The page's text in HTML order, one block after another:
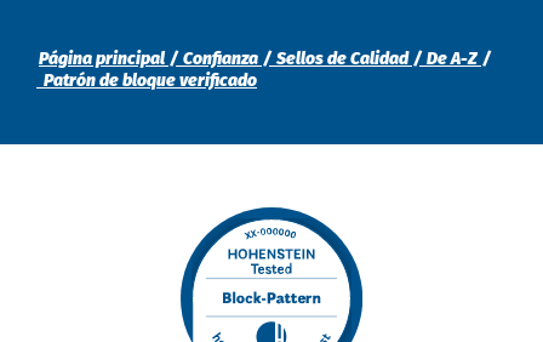
English
English
Indonesia
Acerca de Hohenstein
Eventos
Noticias - Industria
Descargas
Prensa (EN)
Página principal Confianza Sellos de Calidad
De A-Z
Patrón de bloque verificado